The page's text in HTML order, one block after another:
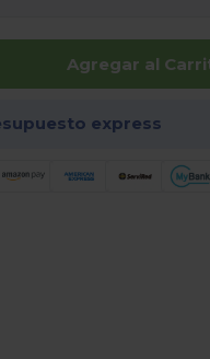
Agregar al
express